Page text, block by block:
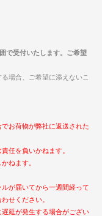
で受付いたします。ご希望
場合、ご希望に添えないこ
お荷物が弊社に返送された
任を負いかねます。
ねます。
が届いてから一週間経って
せください。
延が発生する場合がござい